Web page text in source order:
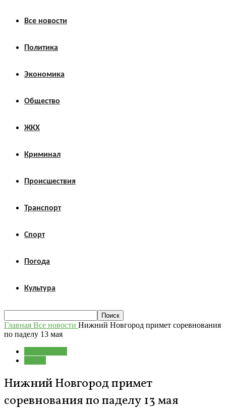
Все новости
Политика
Экономика
Общество
ЖКХ
Криминал
Происшествия
Транспорт
Спорт
Погода
Культура
Главная Все новости Нижний Новгород примет соревнования
по паделу 13 мая
Нижний Новгород примет
соревнования по паделу 13 мая